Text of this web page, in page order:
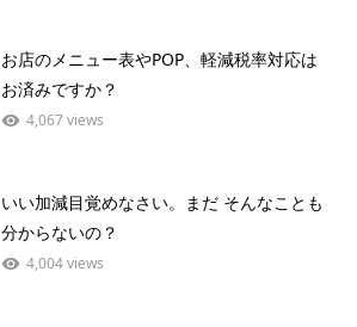
お店のメニュー表やPOP、軽減税率対応は
お済みですか？
4,067 views
いい加減目覚めなさい。まだ そんなことも
分からないの？
4,004 views